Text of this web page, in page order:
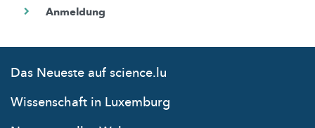
Das Neueste auf science.lu
Wissenschaft in Luxemburg